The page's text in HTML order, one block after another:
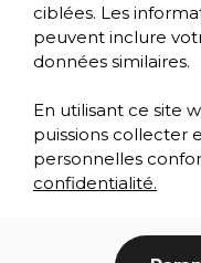
ciblées. Les
peuvent inclure
données similaires.
En utilisant ce site
puissions collecter
personnelles
confidentialité.